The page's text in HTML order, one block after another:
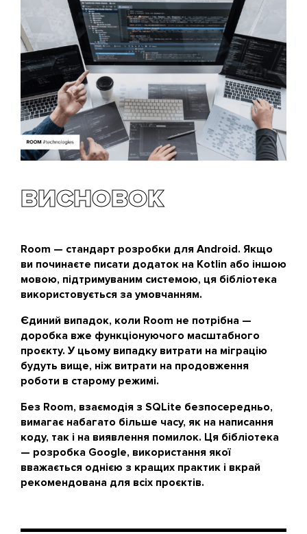
ВИСНОВОК
Room — стандарт розробки для Android. Якщо
ви починаєте писати додаток на Kotlin або іншою
мовою, підтримуваним системою, ця бібліотека
використовується за умовчанням.
Єдиний випадок, коли Room не потрібна —
доробка вже функціонуючого масштабного
проєкту. У цьому випадку витрати на міграцію
будуть вище, ніж витрати на продовження
роботи в старому режимі.
Без Room, взаємодія з SQLite безпосередньо,
вимагає набагато більше часу, як на написання
коду, так і на виявлення помилок. Ця бібліотека
— розробка Google, використання якої
вважається однією з кращих практик і вкрай
рекомендована для всіх проєктів.